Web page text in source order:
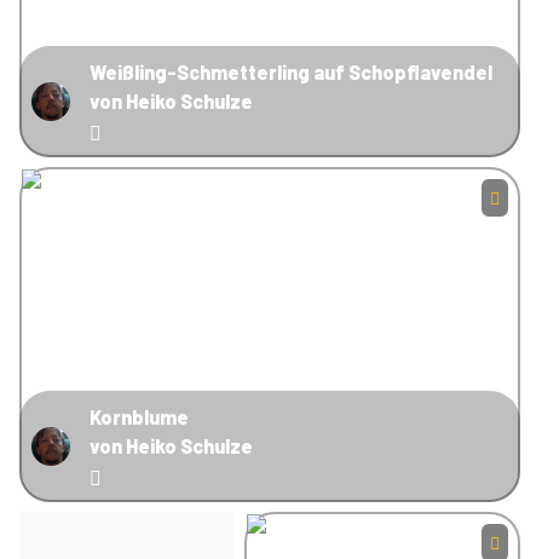
Weißling-Schmetterling auf Schopflavendel
von Heiko Schulze
Kornblume
von Heiko Schulze